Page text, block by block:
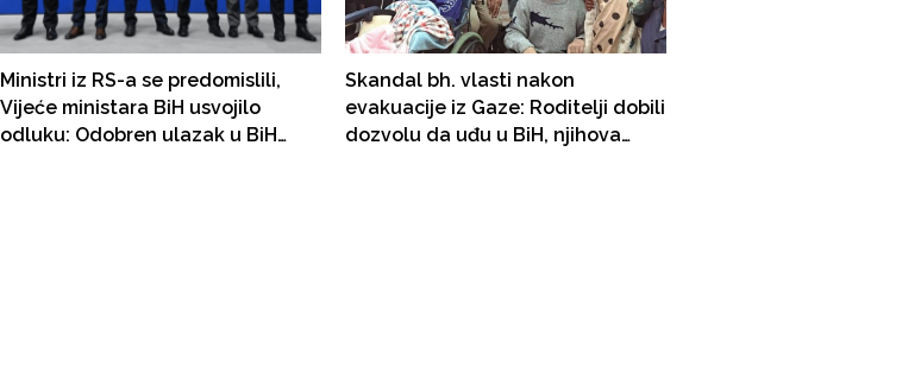
Ministri iz RS-a se predomislili,
Vijeće ministara BiH usvojilo
odluku: Odobren ulazak u BiH
Skandal bh. vlasti nakon
evakuacije iz Gaze: Roditelji dobili
dozvolu da uđu u BiH, njihova